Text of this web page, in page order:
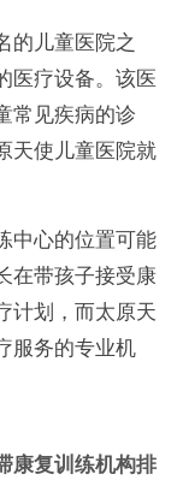
的儿童医院之
医疗设备。该医
常见疾病的诊
天使儿童医院就
中心的位置可能
在带孩子接受康
计划，而太原天
服务的专业机
康复训练机构排